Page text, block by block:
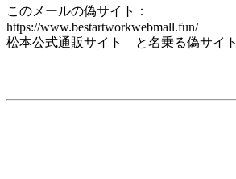
このメールの偽サイト：
https://www.bestartworkwebmall.fun/
松本公式通販サイト と名乗る偽サイト